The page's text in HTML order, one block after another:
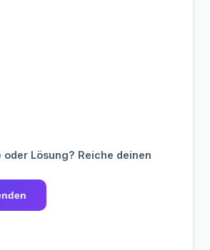
oder Lösung? Reiche deinen
senden